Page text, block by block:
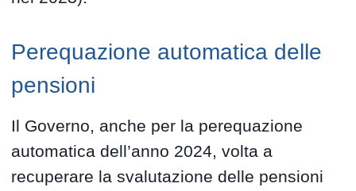
Perequazione automatica delle
pensioni
Il Governo, anche per la perequazione
automatica dell’anno 2024, volta a
recuperare la svalutazione delle pensioni